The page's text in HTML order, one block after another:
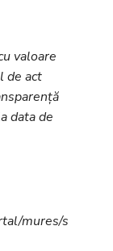
valoare
de act
data de
mures/